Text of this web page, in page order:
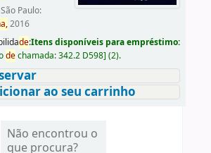
São Paulo:
2016
de:Itens disponíveis para empréstimo:
dechamada:342.2 D598] (2).
ao seu carrinho
Não encontrou o
que procura?